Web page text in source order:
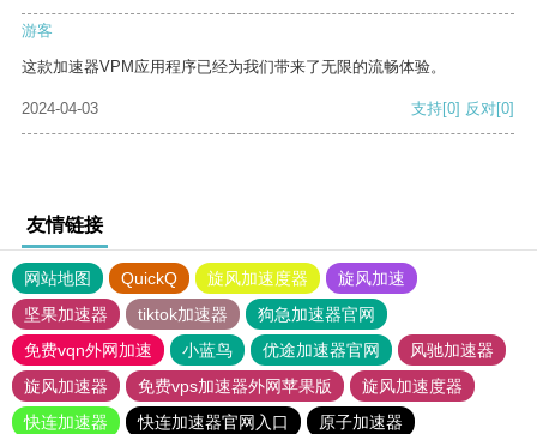
游客
这款加速器VPM应用程序已经为我们带来了无限的流畅体验。
2024-04-03 支持[0] 反对[0]
友情链接
网站地图 QuickQ 旋风加速度器
旋风加速
坚果加速器
tiktok加速器
狗急加速器官网
免费vqn外网加速
小蓝鸟 优途加速器官网
风驰加速器
旋风加速器
免费vps加速器外网苹果版
旋风加速度器
快连加速器
快连加速器官网入口
原子加速器